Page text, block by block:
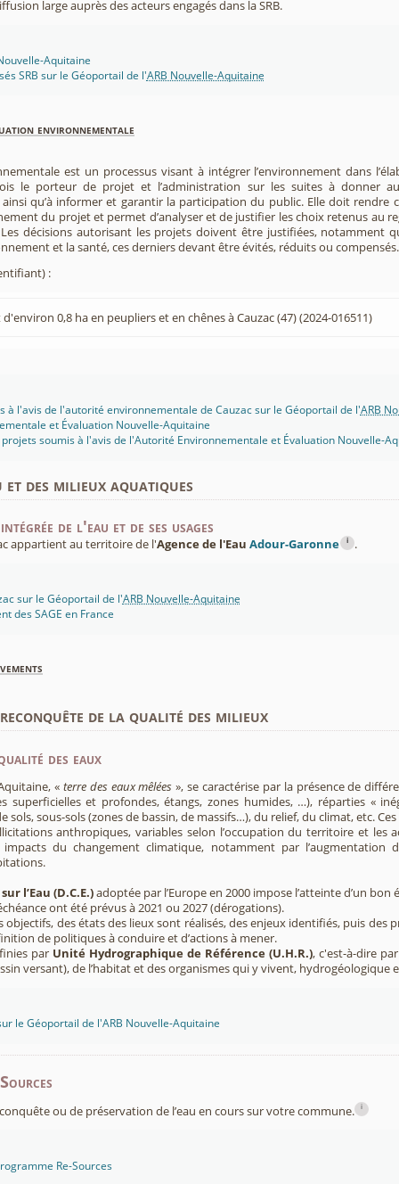
large auprès des acteurs engagés dans la SRB.
Aquitaine
SRB sur le Géoportail de l'ARB Nouvelle-Aquitaine
environnementale
est un processus visant à intégrer l’environnement dans
le porteur de projet et l’administration sur les suites à donner
qu’à informer et garantir la participation du public. Elle doit rendre
du projet et permet d’analyser et de justifier les choix retenus au
décisions autorisant les projets doivent être justifiées, notamment
et la santé, ces derniers devant être évités, réduits ou compensés.
:
0,8 ha en peupliers et en chênes à Cauzac (47) (2024-016511)
à l'avis de l'autorité environnementale de Cauzac sur le Géoportail de l'ARB
et Évaluation Nouvelle-Aquitaine
soumis à l'avis de l'Autorité Environnementale et Évaluation Nouvelle-
des milieux aquatiques
de l'eau et de ses usages
appartient au territoire de l'Agence de l'Eau Adour-Garonne i .
sur le Géoportail de l'ARB Nouvelle-Aquitaine
des SAGE en France
de la qualité des milieux
des eaux
« terre des eaux mêlées », se caractérise par la présence de
superficielles et profondes, étangs, zones humides, …), réparties «
sols, sous-sols (zones de bassin, de massifs…), du relief, du climat, etc.
anthropiques, variables selon l’occupation du territoire et les
impacts du changement climatique, notamment par l’augmentation
l’Eau (D.C.E.)adoptée par l’Europe en 2000 impose l’atteinte d’un
ont été prévus à 2021 ou 2027 (dérogations).
objectifs, des états des lieux sont réalisés, des enjeux identifiés, puis des
de politiques à conduire et d’actions à mener.
par Unité Hydrographique de Référence (U.H.R.), c'est-à-dire
versant), de l’habitat et des organismes qui y vivent, hydrogéologique
le Géoportail de l'ARB Nouvelle-Aquitaine
ou de préservation de l’eau en cours sur votre commune. i
Re-Sources